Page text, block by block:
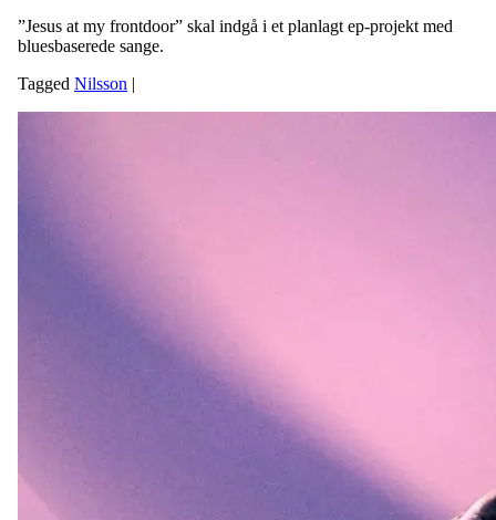
”Jesus at my frontdoor” skal indgå i et planlagt ep-projekt med
bluesbaserede sange.
Tagged Nilsson |